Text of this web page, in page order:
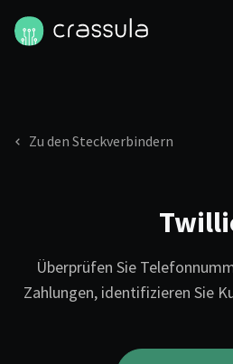
Zu den Steckverbindern
Überprüfen Sie
Zahlungen, identifizieren Sie